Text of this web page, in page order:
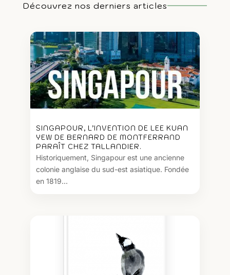
Découvrez nos derniers articles
SINGAPOUR, L’INVENTION DE LEE KUAN
YEW DE BERNARD DE MONTFERRAND
PARAÎT CHEZ TALLANDIER.
Historiquement, Singapour est une ancienne
colonie anglaise du sud-est asiatique. Fondée
en 1819...